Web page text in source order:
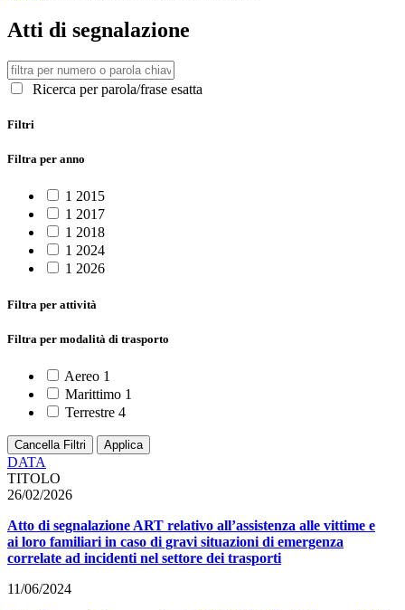
Atti di segnalazione
Ricerca per parola/frase esatta
Filtri
Filtra per anno
1 2015
1 2017
1 2018
1 2024
1 2026
Filtra per attività
Filtra per modalità di trasporto
Aereo 1
Marittimo 1
Terrestre 4
Cancella Filtri Applica
DATA
TITOLO
26/02/2026
Atto di segnalazione ART relativo all’assistenza alle vittime e
ai loro familiari in caso di gravi situazioni di emergenza
correlate ad incidenti nel settore dei trasporti
11/06/2024